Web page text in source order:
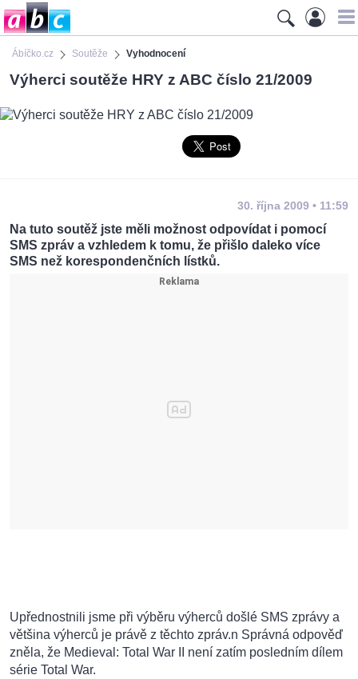
Ábíčko.cz Soutěže Vyhodnocení
Výherci soutěže HRY z ABC číslo 21/2009
30. října 2009 • 11:59
Na tuto soutěž jste měli možnost odpovídat i pomocí
SMS zpráv a vzhledem k tomu, že přišlo daleko více
SMS než korespondenčních lístků.
Upřednostnili jsme při výběru výherců došlé SMS zprávy a
většina výherců je právě z těchto zpráv.n Správná odpověď
zněla, že Medieval: Total War II není zatím posledním dílem
série Total War.